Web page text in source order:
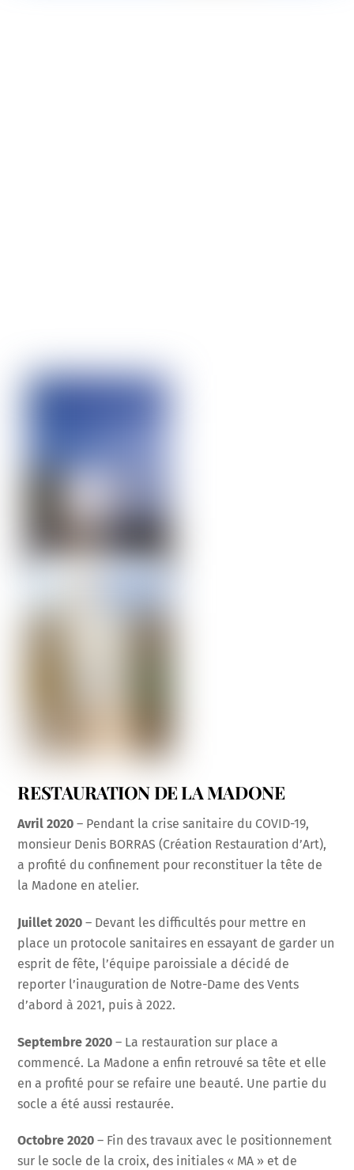
RESTAURATION DE LA MADONE
Avril 2020 – Pendant la crise sanitaire du COVID-19,
monsieur Denis BORRAS (Création Restauration d’Art),
a profité du confinement pour reconstituer la tête de
la Madone en atelier.
Juillet 2020 – Devant les difficultés pour mettre en
place un protocole sanitaires en essayant de garder un
esprit de fête, l’équipe paroissiale a décidé de
reporter l’inauguration de Notre-Dame des Vents
d’abord à 2021, puis à 2022.
Septembre 2020 – La restauration sur place a
commencé. La Madone a enfin retrouvé sa tête et elle
en a profité pour se refaire une beauté. Une partie du
socle a été aussi restaurée.
Octobre 2020 – Fin des travaux avec le positionnement
sur le socle de la croix, des initiales « MA » et de